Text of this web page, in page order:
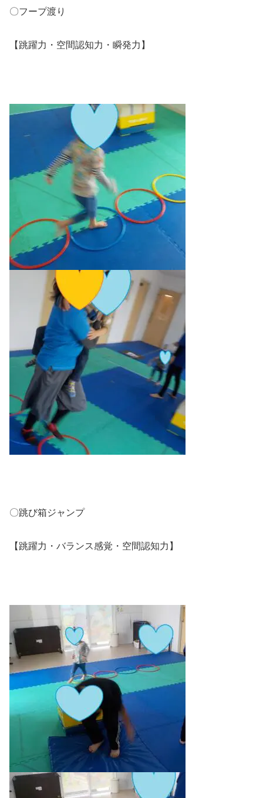
〇フープ渡り
【跳躍力・空間認知力・瞬発力】
〇跳び箱ジャンプ
【跳躍力・バランス感覚・空間認知力】